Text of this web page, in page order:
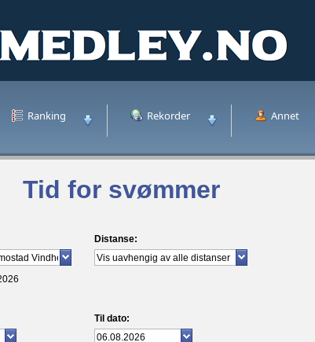
Ranking Rekorder Annet
Tid for svømmer
Distanse:
Til dato: